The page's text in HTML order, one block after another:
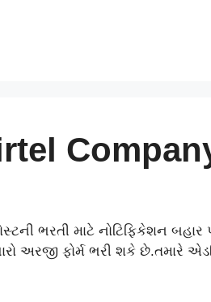
ભરતી માટે નોટિફિકેશન બહાર
અરજી ફોર્મ ભરી શકે